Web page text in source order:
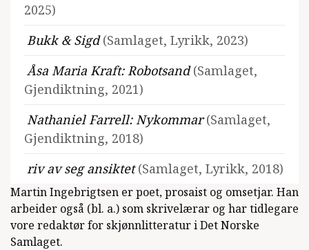
2025)
Bukk & Sigd(Samlaget, Lyrikk, 2023)
Åsa Maria Kraft: Robotsand(Samlaget,
Gjendiktning, 2021)
Nathaniel Farrell: Nykommar(Samlaget,
Gjendiktning, 2018)
riv av seg ansiktet(Samlaget, Lyrikk, 2018)
Jens Blendstrup: Gud taler ut(Bokvennen,
Gjendiktning, 2016)
Martin Ingebrigtsen er poet, prosaist og omsetjar. Han
arbeider også (bl. a.) som skrivelærar og har tidlegare
vore redaktør for skjønnlitteratur i Det Norske
Samlaget.